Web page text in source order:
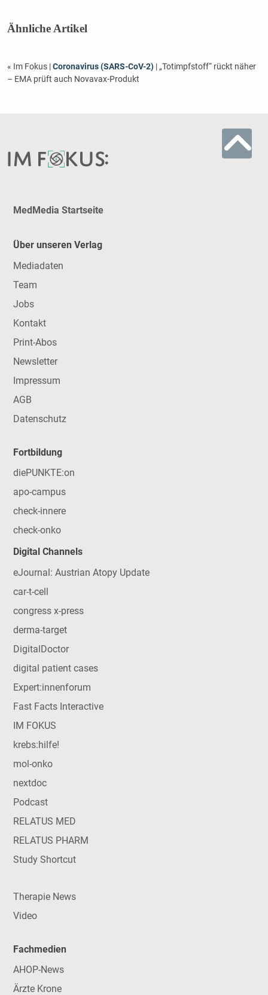
Ähnliche Artikel
« Im Fokus |Coronavirus (SARS-CoV-2)| „Totimpfstoff“ rückt näher
– EMA prüft auch Novavax-Produkt
MedMedia Startseite
Über unseren Verlag
Mediadaten
Team
Jobs
Kontakt
Print-Abos
Newsletter
Impressum
AGB
Datenschutz
Fortbildung
diePUNKTE:on
apo-campus
check-innere
check-onko
Digital Channels
eJournal: Austrian Atopy Update
car-t-cell
congress x-press
derma-target
DigitalDoctor
digital patient cases
Expert:innenforum
Fast Facts Interactive
IM FOKUS
krebs:hilfe!
mol-onko
nextdoc
Podcast
RELATUS MED
RELATUS PHARM
Study Shortcut
Therapie News
Video
Fachmedien
AHOP-News
Ärzte Krone